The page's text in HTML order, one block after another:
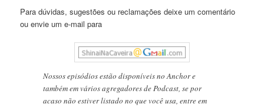
Para dúvidas, sugestões ou reclamações deixe um comentário
ou envie um e-mail para
Nossos episódios estão disponíveis no Anchor e
também em vários agregadores de Podcast, se por
acaso não estiver listado no que você usa, entre em